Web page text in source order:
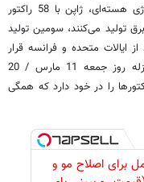
طبق داده‌های منتشر شده آژانس بین المللی انرژی هسته‌ای، ژاپن با 58 راکتور
ساعت برق تولید می‌کنند، سومین تولید
ایالات متحده و فرانسه قرار
می‌گیرد. نیروگاه فوکوشیما دایچی، که در اثر زلزله روز جمعه 11 مارس / 20
را در خود دارد که همگی
برای اصلاح مو و